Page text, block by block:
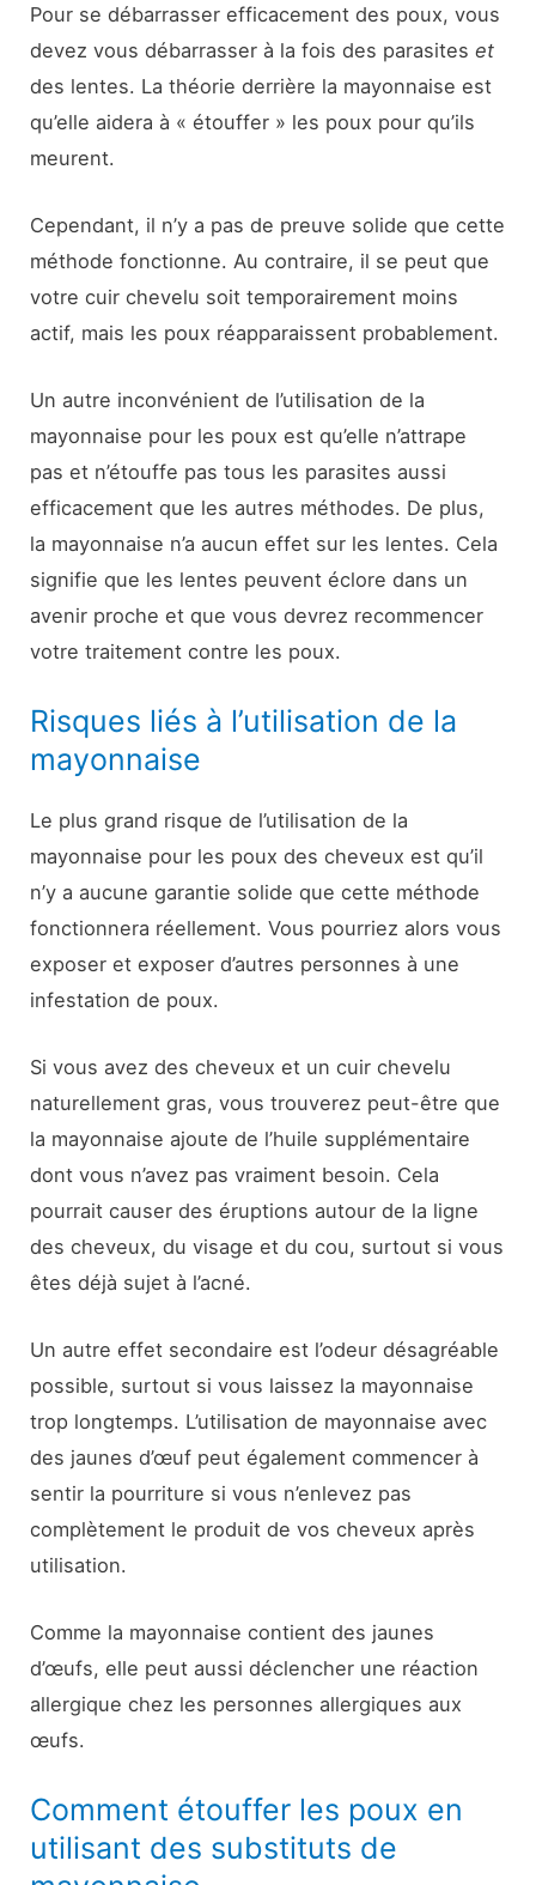
Pour se débarrasser efficacement des poux, vous
devez vous débarrasser à la fois des parasiteset
des lentes. La théorie derrière la mayonnaise est
qu’elle aidera à « étouffer » les poux pour qu’ils
meurent.
Cependant, il n’y a pas de preuve solide que cette
méthode fonctionne. Au contraire, il se peut que
votre cuir chevelu soit temporairement moins
actif, mais les poux réapparaissent probablement.
Un autre inconvénient de l’utilisation de la
mayonnaise pour les poux est qu’elle n’attrape
pas et n’étouffe pas tous les parasites aussi
efficacement que les autres méthodes. De plus,
la mayonnaise n’a aucun effet sur les lentes. Cela
signifie que les lentes peuvent éclore dans un
avenir proche et que vous devrez recommencer
votre traitement contre les poux.
Risques liés à l’utilisation de la
mayonnaise
Le plus grand risque de l’utilisation de la
mayonnaise pour les poux des cheveux est qu’il
n’y a aucune garantie solide que cette méthode
fonctionnera réellement. Vous pourriez alors vous
exposer et exposer d’autres personnes à une
infestation de poux.
Si vous avez des cheveux et un cuir chevelu
naturellement gras, vous trouverez peut-être que
la mayonnaise ajoute de l’huile supplémentaire
dont vous n’avez pas vraiment besoin. Cela
pourrait causer des éruptions autour de la ligne
des cheveux, du visage et du cou, surtout si vous
êtes déjà sujet à l’acné.
Un autre effet secondaire est l’odeur désagréable
possible, surtout si vous laissez la mayonnaise
trop longtemps. L’utilisation de mayonnaise avec
des jaunes d’œuf peut également commencer à
sentir la pourriture si vous n’enlevez pas
complètement le produit de vos cheveux après
utilisation.
Comme la mayonnaise contient des jaunes
d’œufs, elle peut aussi déclencher une réaction
allergique chez les personnes allergiques aux
œufs.
Comment étouffer les poux en
utilisant des substituts de